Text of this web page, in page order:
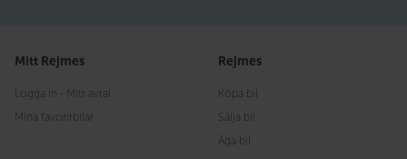
Mitt Rejmes
Logga in - Mitt avtal
Mina favoritbilar
Rejmes
Köpa bil
Sälja bil
Äga bil